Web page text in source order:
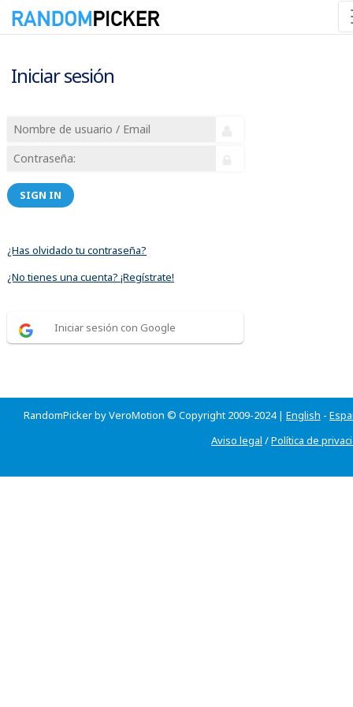
Iniciar sesión
SIGN IN
¿Has olvidado tu contraseña?
¿No tienes una cuenta? ¡Regístrate!
Iniciar sesión con Google
RandomPicker by VeroMotion © Copyright 2009-2024 | English -
Aviso legal /Política de